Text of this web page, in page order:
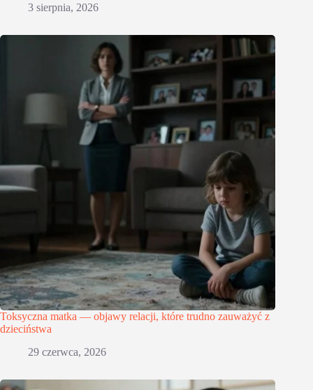
3 sierpnia, 2026
Toksyczna matka — objawy relacji, które trudno zauważyć z
dzieciństwa
29 czerwca, 2026